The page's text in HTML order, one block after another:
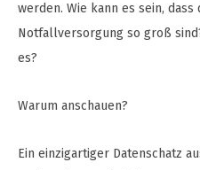
werden. Wie kann es sein,
Notfallversorgung so groß
es?
Warum anschauen?
Ein einzigartiger Datenschatz